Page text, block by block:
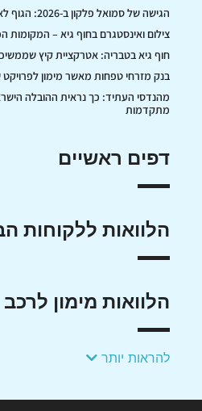
הגישה של סמואל פלקון ב-2026: הגוף לא משקר
צילום ואינסטגרם בחוף גיא – המקומות
חוף גיא בטבריה: אטרקציית קיץ
בנק מזרחי טפחות מאשר מימון לפרויקט של
מהנדסי העתיד: כך נראית ההובלה
מתקדמות
דפים ראשיים
הלוואות ללקוחות
הלוואות מימון לרכב
להראות יותר